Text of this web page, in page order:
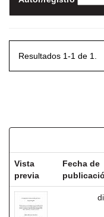
Resultados 1-1 de 1.
Vista
previa
Fecha de